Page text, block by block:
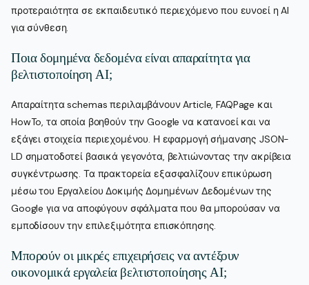
προτεραιότητα σε εκπαιδευτικό περιεχόμενο που ευνοεί η AI
για σύνθεση.
Ποια δομημένα δεδομένα είναι απαραίτητα για
βελτιστοποίηση AI;
Απαραίτητα schemas περιλαμβάνουν Article, FAQPage και
HowTo, τα οποία βοηθούν την Google να κατανοεί και να
εξάγει στοιχεία περιεχομένου. Η εφαρμογή σήμανσης JSON-
LD σηματοδοτεί βασικά γεγονότα, βελτιώνοντας την ακρίβεια
συγκέντρωσης. Τα πρακτορεία εξασφαλίζουν επικύρωση
μέσω του Εργαλείου Δοκιμής Δομημένων Δεδομένων της
Google για να αποφύγουν σφάλματα που θα μπορούσαν να
εμποδίσουν την επιλεξιμότητα επισκόπησης.
Μπορούν οι μικρές επιχειρήσεις να αντέξουν
οικονομικά εργαλεία βελτιστοποίησης AI;